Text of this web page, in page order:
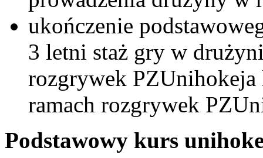
ukończenie
3 letni staż gry w
rozgrywek
ramach rozgrywek
Podstawowy kurs